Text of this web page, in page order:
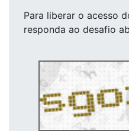
Para liberar o acesso
responda ao desafio